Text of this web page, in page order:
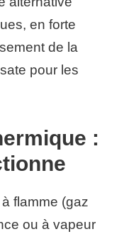
en forte
de la
pour les
:
flamme (gaz
ou à vapeur